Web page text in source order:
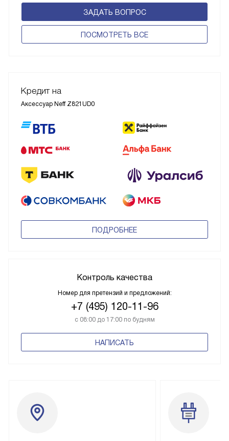
ЗАДАТЬ ВОПРОС
ПОCМОТРЕТЬ ВСЕ
Кредит на
Аксессуар Neff Z821UD0
ПОДРОБНЕЕ
Контроль качества
Номер для претензий и предложений:
+7 (495) 120-11-96
с 08:00 до 17:00 по будням
НАПИСАТЬ